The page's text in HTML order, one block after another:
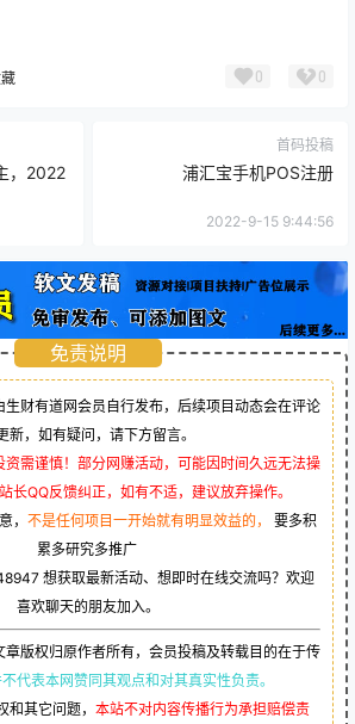
0 0
，2022
首码投稿
浦汇宝手机POS注册
2022-9-15 9:44:56
免责说明
财有道网会员自行发布，后续项目动态会在评论
新，如有疑问，请下方留言。
需谨慎！部分网赚活动，可能因时间久远无法操
长QQ反馈纠正，如有不适，建议放弃操作。
， 不是任何项目一开始就有明显效益的，
要多积
累多研究多推广
想获取最新活动、想即时在线交流吗？欢迎
喜欢聊天的朋友加入。
章版权归原作者所有，会员投稿及转载目的在于传
代表本网赞同其观点和对其真实性负责。
其它问题， 本站不对内容传播行为承担赔偿责